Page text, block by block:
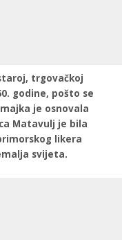
trgovačkoj
godine, pošto se
je osnovala
Matavulj je bila
likera
svijeta.